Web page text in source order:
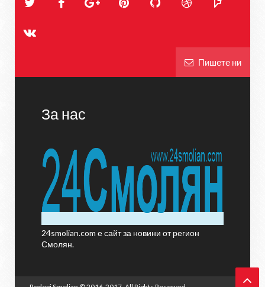
Пишете ни
За нас
24smolian.com е сайт за новини от регион
Смолян.